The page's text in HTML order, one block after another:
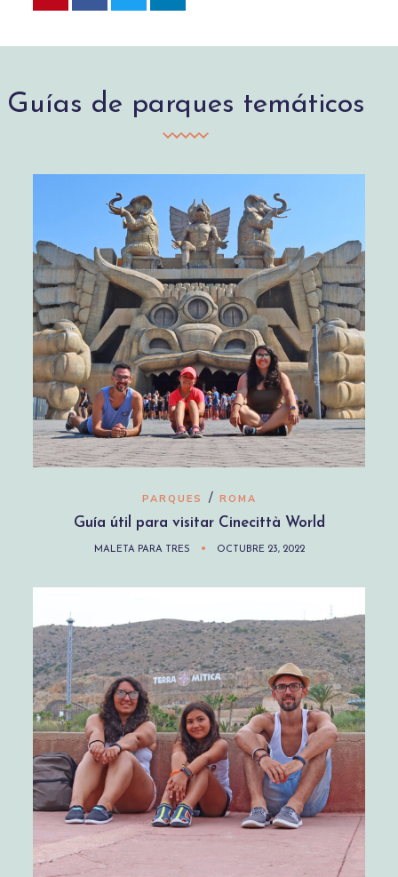
Guías de parques temáticos
PARQUES / ROMA
Guía útil para visitar Cinecittà World
MALETA PARA TRES OCTUBRE 23, 2022